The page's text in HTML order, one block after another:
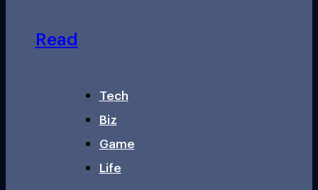
Read
Tech
Biz
Game
Life